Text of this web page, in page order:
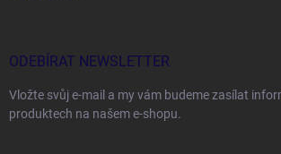
ODEBÍRAT NEWSLETTER
Vložte svůj e-mail a my vám budeme zasílat
produktech na našem e-shopu.